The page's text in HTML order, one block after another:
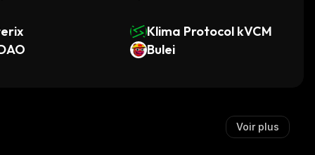
Klima Protocol kVCM
Bulei
Voir plus